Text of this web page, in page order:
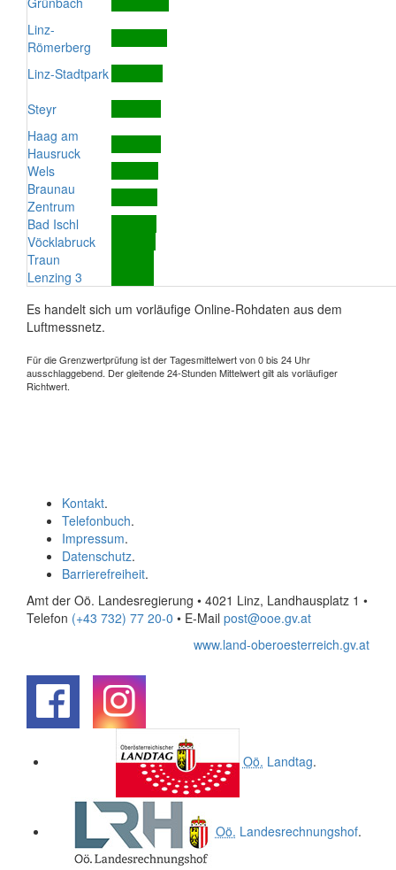
Linz-
Römerberg
Linz-Stadtpark
Steyr
Haag am
Hausruck
Wels
Braunau
Zentrum
Bad Ischl
Vöcklabruck
Traun
Lenzing 3
Es handelt sich um vorläufige Online-Rohdaten aus dem
Luftmessnetz.
Für die Grenzwertprüfung ist der Tagesmittelwert von 0 bis 24 Uhr
ausschlaggebend. Der gleitende 24-Stunden Mittelwert gilt als vorläufiger
Richtwert.
Kontakt.
Telefonbuch.
Impressum.
Datenschutz.
Barrierefreiheit.
Amt der Oö. Landesregierung • 4021 Linz, Landhausplatz 1 •
Telefon (+43 732) 77 20-0 • E-Mail post@ooe.gv.at
www.land-oberoesterreich.gv.at
Oö. Landtag.
Oö. Landesrechnungshof.